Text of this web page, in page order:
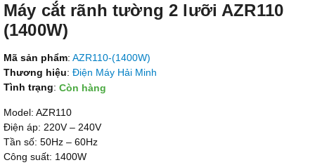
Máy cắt rãnh tường 2 lưỡi AZR110
(1400W)
Mã sản phẩm: AZR110-(1400W)
Thương hiệu: Điện Máy Hải Minh
Tình trạng: Còn hàng
Model: AZR110
Điện áp: 220V – 240V
Tần số: 50Hz – 60Hz
Công suất: 1400W